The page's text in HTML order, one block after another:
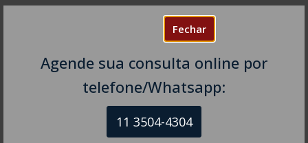
Fechar
Agende sua consulta online por
telefone/Whatsapp:
11 3504-4304
Prover Soluções cada vez mais
completas de forma facilitada para a gestão da saúde
e o bem-estar das pessoas, com excelência,
humanidade e sustentabilidade. Destinado ao
público em geral.
NEUROLOGISTA EM SÃO PAULO – SP